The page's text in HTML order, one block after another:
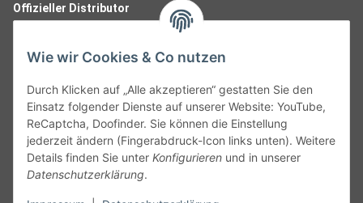
Offizieller Distributor
Follow Us
Wie wir Cookies & Co nutzen
Durch Klicken auf „Alle akzeptieren“ gestatten Sie den
Einsatz folgender Dienste auf unserer Website: YouTube,
ReCaptcha, Doofinder. Sie können die Einstellung
jederzeit ändern (Fingerabdruck-Icon links unten). Weitere
Details finden Sie unter Konfigurieren und in unserer
Datenschutzerklärung.